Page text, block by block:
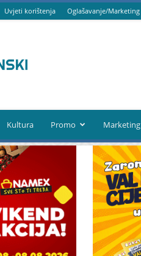
Uvjeti korištenja Oglašavanje/Marketing
Kultura Promo Marketing